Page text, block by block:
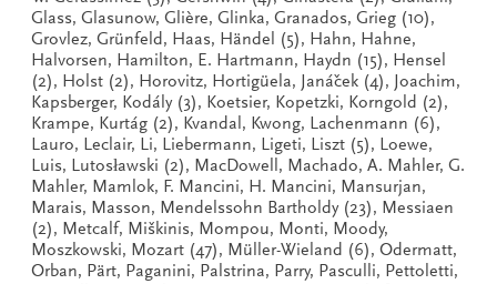
Glass, Glasunow, Glière, Glinka, Granados, Grieg (10),
Grovlez, Grünfeld, Haas, Händel (5), Hahn, Hahne,
Halvorsen, Hamilton, E. Hartmann, Haydn (15), Hensel
(2), Holst (2), Horovitz, Hortigüela, Janáček (4), Joachim,
Kapsberger, Kodály (3), Koetsier, Kopetzki, Korngold (2),
Krampe, Kurtág (2), Kvandal, Kwong, Lachenmann (6),
Lauro, Leclair, Li, Liebermann, Ligeti, Liszt (5), Loewe,
Luis, Lutosławski (2), MacDowell, Machado, A. Mahler, G.
Mahler, Mamlok, F. Mancini, H. Mancini, Mansurjan,
Marais, Masson, Mendelssohn Bartholdy (23), Messiaen
(2), Metcalf, Miškinis, Mompou, Monti, Moody,
Moszkowski, Mozart (47), Müller-Wieland (6), Odermatt,
Orban, Pärt, Paganini, Palstrina, Parry, Pasculli, Pettoletti,